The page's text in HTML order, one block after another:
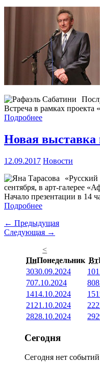
Встреча в рамках проекта
Подробнее
Новая выставка
12.09.2017 Новости
сентября, в арт-галерее
Начало презентации в 14
Подробнее
← Предыдущая
Следующая →
<
ПнПонедельник Вт
3030.09.2024 1
707.10.2024 8
1414.10.2024 15
21 21.10.2024 22
2828.10.2024 29
Сегодня
Сегодня нет событий